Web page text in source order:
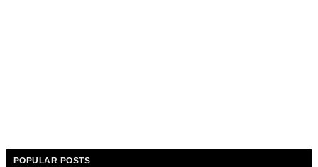
POPULAR POSTS